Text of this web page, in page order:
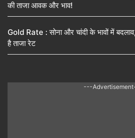
की ताजा आवक और भाव!
Gold Rate : सोना और चांदी के भावों में
है ताजा रेट
---